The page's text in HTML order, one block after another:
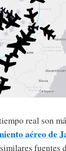
real son
aéreo de
fuentes